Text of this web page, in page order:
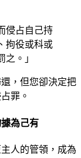
侵占自己持
拘役或科或
。」
，但您卻決定把
罪。
為己有
人的管領，成為